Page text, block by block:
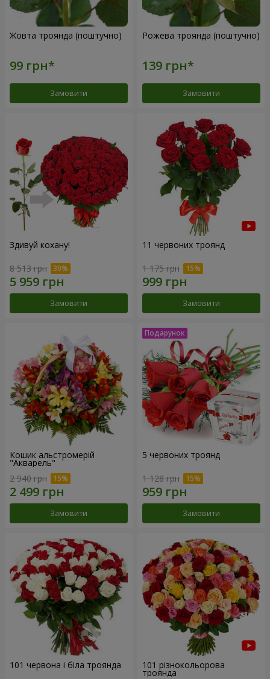
Жовта троянда (поштучно)
Замовити
Рожева троянда (поштучно)
Замовити
Здивуй кохану!
8 513 грн
Замовити
11 червоних троянд
1 175 грн
Замовити
Кошик альстромерій
"Акварель"
2 940 грн
Замовити
5 червоних троянд
1 128 грн
Замовити
101 червона і біла троянда 101 різнокольорова
троянда